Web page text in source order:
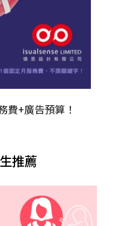
費+廣告預算！
推薦